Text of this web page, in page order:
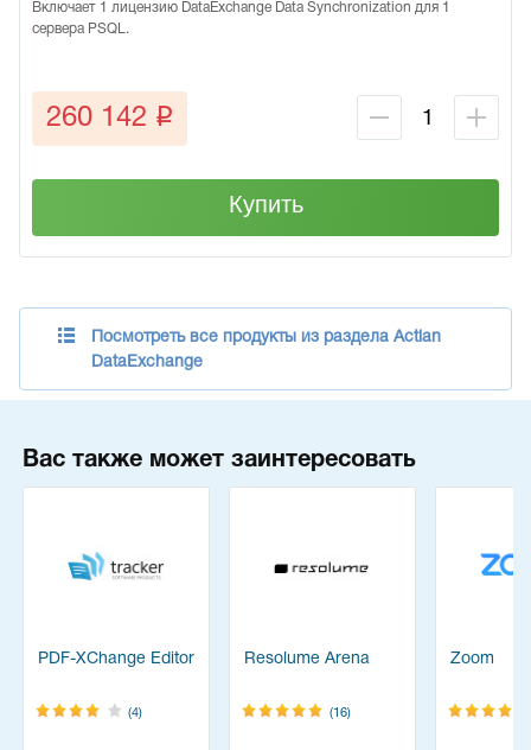
Включает 1 лицензию DataExchange Data Synchronization для 1
сервера PSQL.
260 142 q
Купить
Посмотреть все продукты из раздела Actian
DataExchange
Вас также может заинтересовать
PDF-XChange Editor
(4)
Resolume Arena
(16)
Zoom